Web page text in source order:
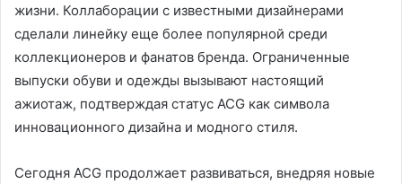
жизни. Коллаборации с известными дизайнерами
сделали линейку еще более популярной среди
коллекционеров и фанатов бренда. Ограниченные
выпуски обуви и одежды вызывают настоящий
ажиотаж, подтверждая статус ACG как символа
инновационного дизайна и модного стиля.
Сегодня ACG продолжает развиваться, внедряя новые